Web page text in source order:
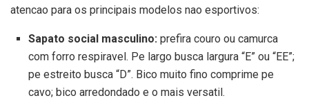
atencao para os principais modelos nao esportivos:
Sapato social masculino:prefira couro ou camurca
com forro respiravel. Pe largo busca largura “E” ou “EE”;
pe estreito busca “D”. Bico muito fino comprime pe
cavo; bico arredondado e o mais versatil.